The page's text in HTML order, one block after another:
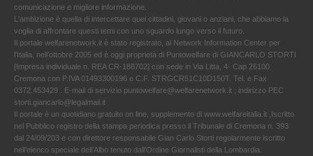
comunicazione e migliore informazione.
L'ambizione è quella di intercettare quei cittadini, giovani o anziani, che abbiamo la
voglia di affrontare questi temi con uno sguardo lungo verso il futuro.
Il portale welfarenetwork.it è stato registrato, al Network Information Center per
l'Italia, nell’ottobre 2005 ed è oggi proprietà di Puntowelfare di GIANCARLO STORTI
[Impresa individuale n. REA CR-188702] con sede in Via Litta, 4- Cap 26100
Cremona con P.IVA 01493300196 e C.F. STRGCR51C10D150T. Tel. e Fax
0372.453429 . E-mail di servizio puntowelfare@welfarenetwork.it ; indirizzo PEC
storti.giancarlo@legalmail.it
Il portale è un quotidiano gratuito on line, supplemento di www.welfareitalia.it ,Iscritto
nel Pubblico registro della stampa periodica presso il Tribunale di Cremona n. 393
dal 24/09/203 e con direttore responsabile Gian Carlo Storti regolarmente iscritto
nell’elenco speciale dell’Albo tenuto dall’Ordine Giornalisti della Lombardia.